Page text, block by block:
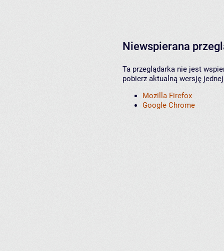
Niewspierana
Ta przeglądarka nie jest
pobierz aktualną wersję
Mozilla Firefox
Google Chrome